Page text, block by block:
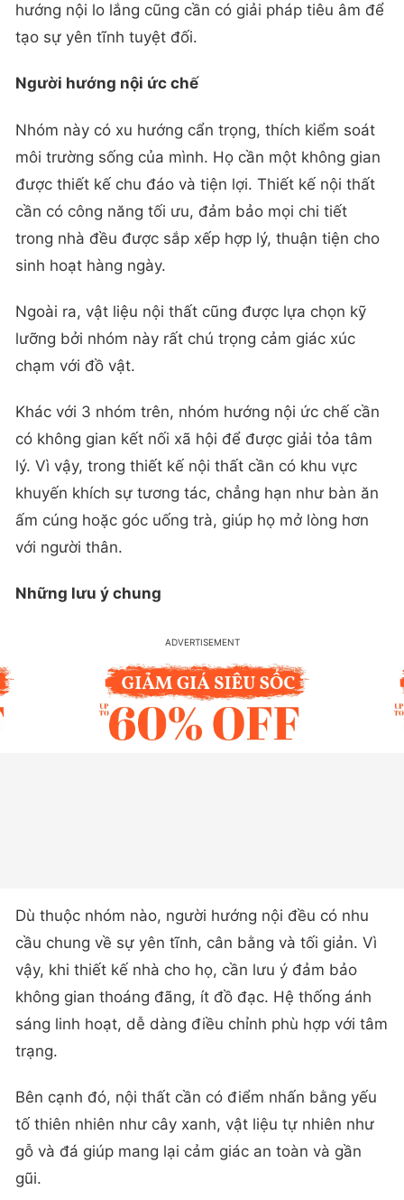
hướng nội lo lắng cũng cần có giải pháp tiêu âm để
tạo sự yên tĩnh tuyệt đối.
Người hướng nội ức chế
Nhóm này có xu hướng cẩn trọng, thích kiểm soát
môi trường sống của mình. Họ cần một không gian
được thiết kế chu đáo và tiện lợi. Thiết kế nội thất
cần có công năng tối ưu, đảm bảo mọi chi tiết
trong nhà đều được sắp xếp hợp lý, thuận tiện cho
sinh hoạt hàng ngày.
Ngoài ra, vật liệu nội thất cũng được lựa chọn kỹ
lưỡng bởi nhóm này rất chú trọng cảm giác xúc
chạm với đồ vật.
Khác với 3 nhóm trên, nhóm hướng nội ức chế cần
có không gian kết nối xã hội để được giải tỏa tâm
lý. Vì vậy, trong thiết kế nội thất cần có khu vực
khuyến khích sự tương tác, chẳng hạn như bàn ăn
ấm cúng hoặc góc uống trà, giúp họ mở lòng hơn
với người thân.
Những lưu ý chung
Dù thuộc nhóm nào, người hướng nội đều có nhu
cầu chung về sự yên tĩnh, cân bằng và tối giản. Vì
vậy, khi thiết kế nhà cho họ, cần lưu ý đảm bảo
không gian thoáng đãng, ít đồ đạc. Hệ thống ánh
sáng linh hoạt, dễ dàng điều chỉnh phù hợp với tâm
trạng.
Bên cạnh đó, nội thất cần có điểm nhấn bằng yếu
tố thiên nhiên như cây xanh, vật liệu tự nhiên như
gỗ và đá giúp mang lại cảm giác an toàn và gần
gũi.